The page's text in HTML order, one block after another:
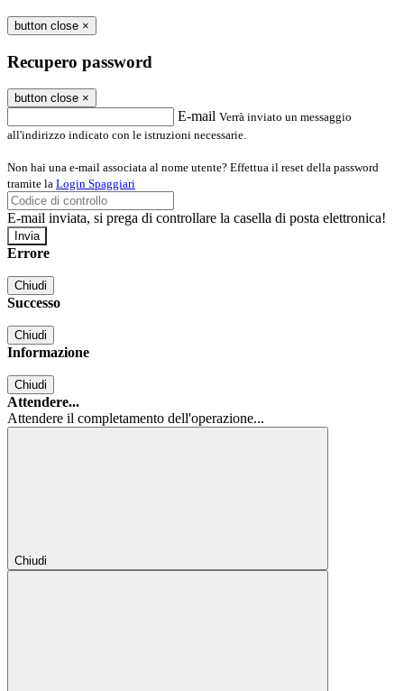
button close ×
Recupero password
button close ×
E-mail Verrà inviato un messaggio
all'indirizzo indicato con le istruzioni necessarie.
Non hai una e-mail associata al nome utente? Effettua il reset della password
tramite la Login Spaggiari
E-mail inviata, si prega di controllare la casella di posta elettronica!
Errore
Chiudi
Successo
Chiudi
Informazione
Chiudi
Attendere...
Attendere il completamento dell'operazione...
Chiudi